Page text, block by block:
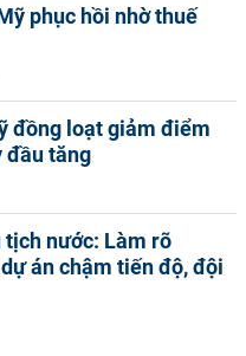
phục hồi nhờ thuế
đồng loạt giảm điểm
đầu tăng
tịch nước: Làm rõ
án chậm tiến độ, đội